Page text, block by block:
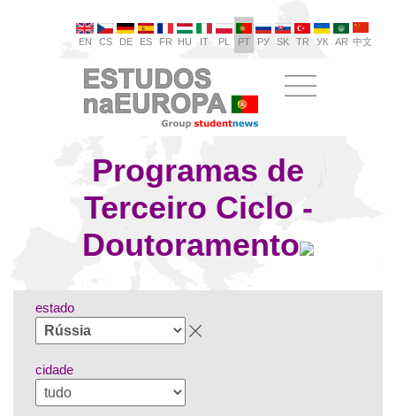
EN CS DE ES FR HU IT PL PT РУ SK TR УК AR 中文
Programas de
Terceiro Ciclo -
Doutoramento
estado
cidade